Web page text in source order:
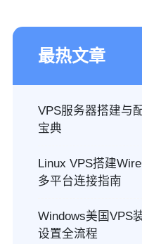
最热文章
VPS服务器搭建与
宝典
Linux VPS搭建
多平台连接指南
Windows美国VPS
设置全流程